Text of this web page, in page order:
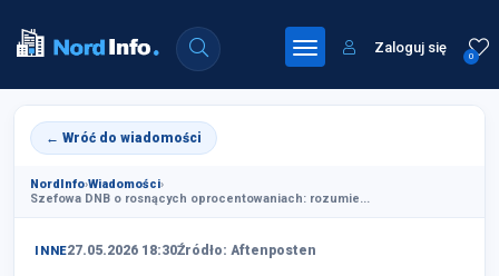
0
Zaloguj się
← Wróć do wiadomości
NordInfo›Wiadomości›
Szefowa DNB o rosnących oprocentowaniach: rozumie...
INNE27.05.2026 18:30Źródło: Aftenposten